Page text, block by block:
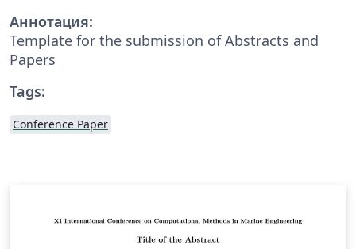
Аннотация:
Template for the submission of Abstracts and
Papers
Tags:
Conference Paper